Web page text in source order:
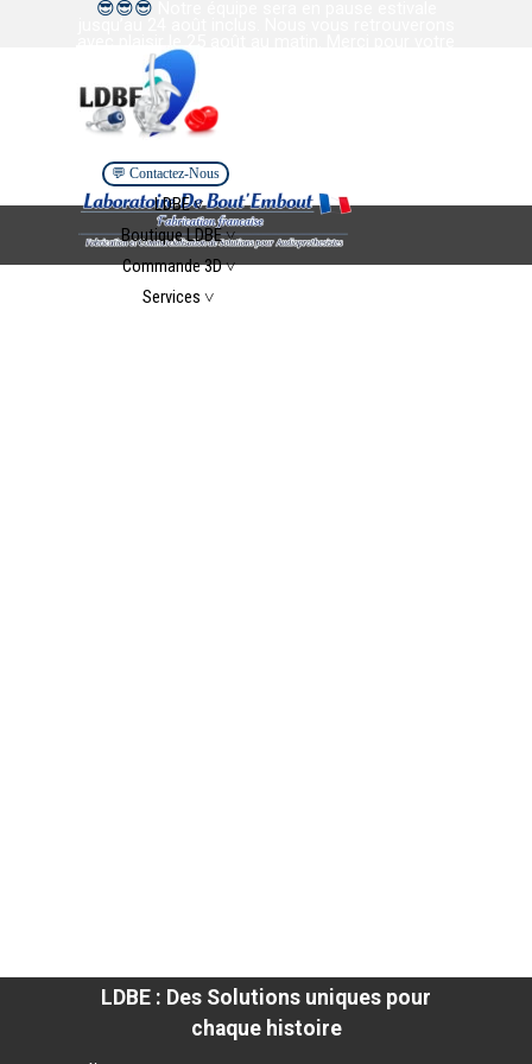
Aller au contenu
😎😎😎
confiance et votre collaboration. Bel été à tous.
💬 Contactez-Nous
Sauter le menu
LDBE ˅
▼
Boutique LDBE ˅
▼
Commande 3D ˅
▼
Services ˅
LDBE : Des Solutions uniques pour
chaque histoire